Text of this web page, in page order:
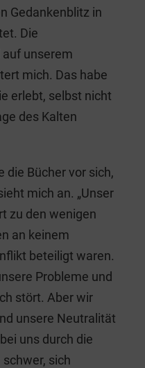
Gedankenblitz in
Die
unserem
mich. Das habe
erlebt, selbst nicht
des Kalten
die Bücher vor sich,
mich an. „Unser
zu den wenigen
an keinem
beteiligt waren.
Probleme und
stört. Aber wir
unsere Neutralität
uns durch die
sich